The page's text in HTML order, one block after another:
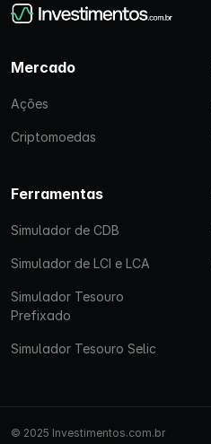
Mercado
Ações
Criptomoedas
Ferramentas
Simulador de CDB
Simulador de LCI e LCA
Simulador Tesouro
Prefixado
Simulador Tesouro Selic
© 2025 Investimentos.com.br